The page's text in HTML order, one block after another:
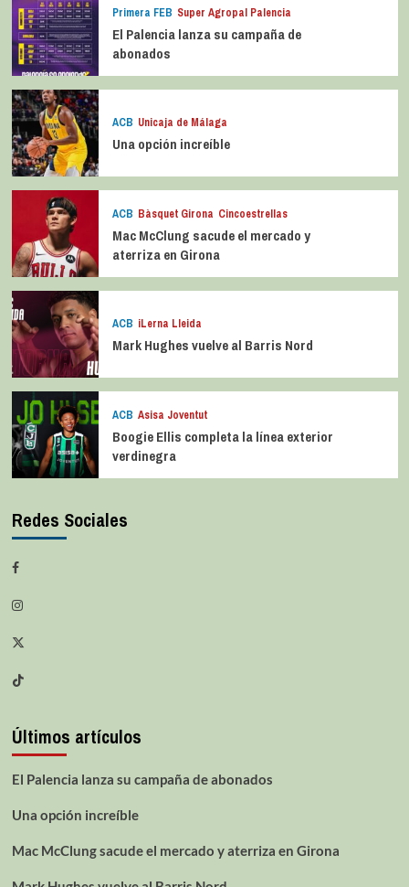
Primera FEB Super Agropal Palencia
El Palencia lanza su campaña de
abonados
ACB Unicaja de Málaga
Una opción increíble
ACB Bàsquet Girona Cincoestrellas
Mac McClung sacude el mercado y
aterriza en Girona
ACB iLerna Lleida
Mark Hughes vuelve al Barris Nord
ACB Asisa Joventut
Boogie Ellis completa la línea exterior
verdinegra
Redes Sociales
Últimos artículos
El Palencia lanza su campaña de abonados
Una opción increíble
Mac McClung sacude el mercado y aterriza en Girona